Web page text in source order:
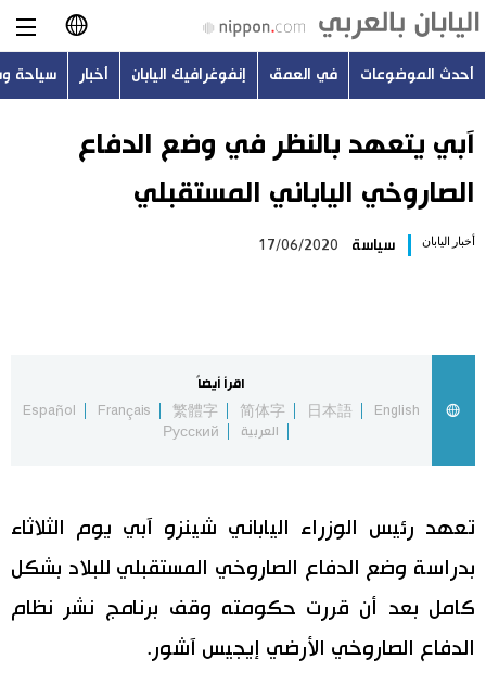
日本語
English
Русский
أحدث الموضوعات
اليابان في فيديو
مانغا وأنيمي
علوم وتكنولوجيا
أحدث الموضوعات في العمق إنفوغرافيك اليابان أخبار سياحة
آبي يتعهد بالنظر في وضع الدفاع
الصاروخي الياباني المستقبلي
أخبار اليابان سياسة 17/06/2020
اقرأ أيضاً
English
日本語
简体字
繁體字
Français
Español
العربية
Русский
تعهد رئيس الوزراء الياباني شينزو آبي يوم الثلاثاء
بدراسة وضع الدفاع الصاروخي المستقبلي للبلاد بشكل
كامل بعد أن قررت حكومته وقف برنامج نشر نظام
الدفاع الصاروخي الأرضي إيجيس آشور.